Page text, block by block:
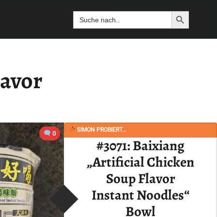
Search
for:
Search
0 SIMON PROBIERT...
#3071: Baixiang
„Artificial Chicken
Soup Flavor
Instant Noodles“
Bowl